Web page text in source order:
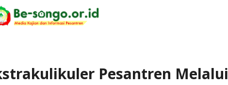
Pesantren Melalui